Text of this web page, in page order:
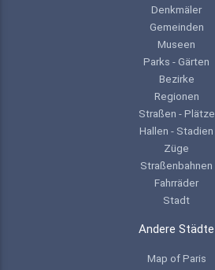
Denkmäler
Gemeinden
Museen
Parks - Gärten
Bezirke
Regionen
Straßen - Plätze
Hallen - Stadien
Züge
Straßenbahnen
Fahrräder
Stadt
Andere Städte
Map of Paris